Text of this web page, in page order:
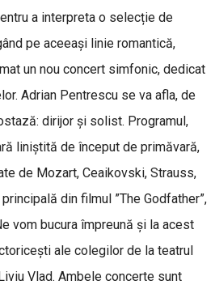
a interpreta o selecție de
pe aceeași linie romantică,
un nou concert simfonic, dedicat
Adrian Pentrescu se va afla, de
dirijor și solist. Programul,
liniștită de început de primăvară,
de Mozart, Ceaikovski, Strauss,
din filmul ”The Godfather”,
vom bucura împreună și la acest
ale colegilor de la teatrul
Vlad. Ambele concerte sunt